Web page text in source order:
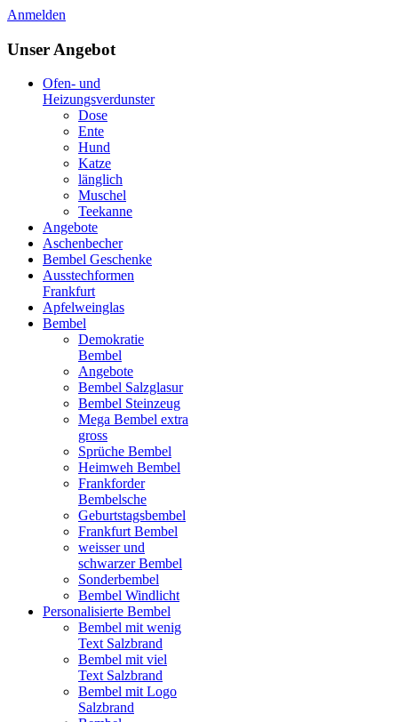
Anmelden
Unser Angebot
Ofen- und
Heizungsverdunster
Dose
Ente
Hund
Katze
länglich
Muschel
Teekanne
Angebote
Aschenbecher
Bembel Geschenke
Ausstechformen
Frankfurt
Apfelweinglas
Bembel
Demokratie
Bembel
Angebote
Bembel Salzglasur
Bembel Steinzeug
Mega Bembel extra
gross
Sprüche Bembel
Heimweh Bembel
Frankforder
Bembelsche
Geburtstagsbembel
Frankfurt Bembel
weisser und
schwarzer Bembel
Sonderbembel
Bembel Windlicht
Personalisierte Bembel
Bembel mit wenig
Text Salzbrand
Bembel mit viel
Text Salzbrand
Bembel mit Logo
Salzbrand